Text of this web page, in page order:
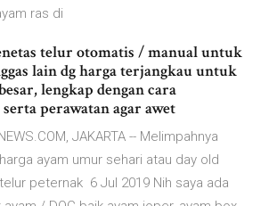
ras di
telur otomatis / manual untuk
lain dg harga terjangkau untuk
lengkap dengan cara
perawatan agar awet
JAKARTA -- Melimpahnya
ayam umur sehari atau day old
peternak 6 Jul 2019 Nih saya ada